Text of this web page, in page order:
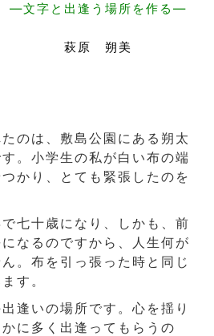
―文字と出逢う場所を作る―
萩原 朔美
のは、敷島公園にある朔太
。小学生の私が白い布の端
かり、とても緊張したのを
七十歳になり、しかも、前
なるのですから、人生何が
。布を引っ張った時と同じ
す。
逢いの場所です。心を揺り
に多く出逢ってもらうの